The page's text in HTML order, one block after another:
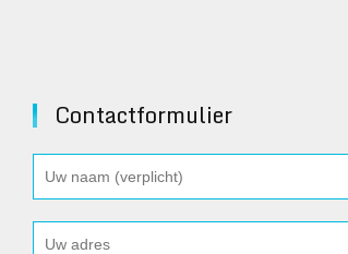
Contactformulier